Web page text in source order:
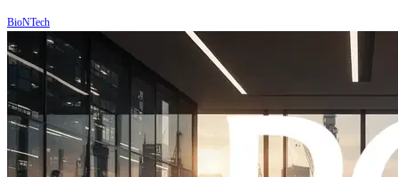
BioNTech